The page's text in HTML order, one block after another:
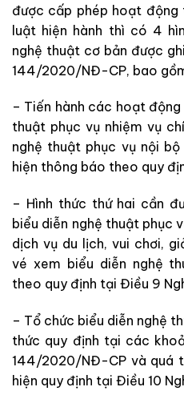
được cấp phép hoạt động
luật hiện hành thì có 4
nghệ thuật cơ bản được
144/2020/NĐ-CP, bao
– Tiến hành các hoạt
thuật phục vụ nhiệm vụ
nghệ thuật phục vụ nội
hiện thông báo theo quy
– Hình thức thứ hai cần
biểu diễn nghệ thuật phục
dịch vụ du lịch, vui chơi,
vé xem biểu diễn nghệ
theo quy định tại Điều 9
– Tổ chức biểu diễn nghệ
thức quy định tại các
144/2020/NĐ-CP và quá
hiện quy định tại Điều 10